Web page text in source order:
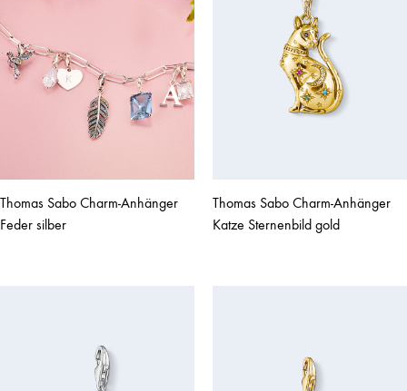
Thomas Sabo Charm-Anhänger
Feder silber
Thomas Sabo Charm-Anhänger
Katze Sternenbild gold